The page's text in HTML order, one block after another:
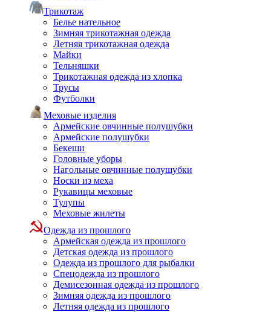
Трикотаж
Белье нательное
Зимняя трикотажная одежда
Летняя трикотажная одежда
Майки
Тельняшки
Трикотажная одежда из хлопка
Трусы
Футболки
Меховые изделия
Армейские овчинные полушубки
Армейские полушубки
Бекеши
Головные уборы
Нагольные овчинные полушубки
Носки из меха
Рукавицы меховые
Тулупы
Меховые жилеты
Одежда из прошлого
Армейская одежда из прошлого
Детская одежда из прошлого
Одежда из прошлого для рыбалки
Спецодежда из прошлого
Демисезонная одежда из прошлого
Зимняя одежда из прошлого
Летняя одежда из прошлого